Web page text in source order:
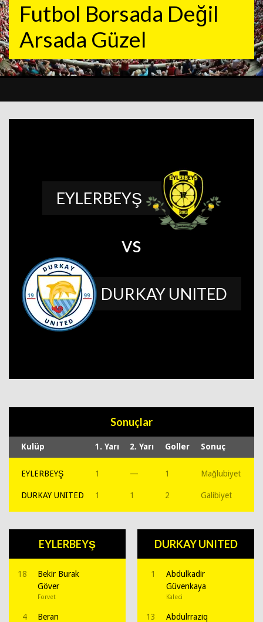
Futbol Borsada Değil
Arsada Güzel
EYLERBEYŞ
vs
DURKAY UNITED
Sonuçlar
Kulüp 1. Yarı 2. Yarı Goller Sonuç
EYLERBEYŞ 1 — 1 Mağlubiyet
DURKAY UNITED 1 1 2 Galibiyet
EYLERBEYŞ
18
Bekir Burak
Göver
Forvet
4
Beran
DURKAY UNITED
1
Abdulkadir
Güvenkaya
Kaleci
13
Abdulrraziq